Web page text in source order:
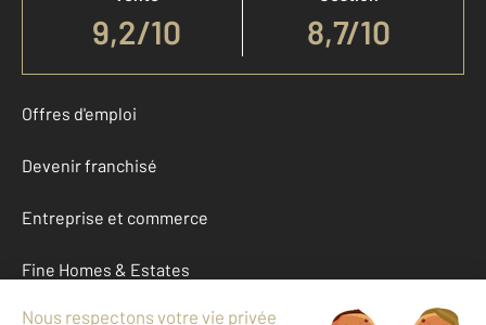
9,2/10 8,7/10
Offres d'emploi
Devenir franchisé
Entreprise et commerce
Fine Homes & Estates